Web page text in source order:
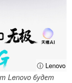
ⓘ Lenovo
Lenovo будет